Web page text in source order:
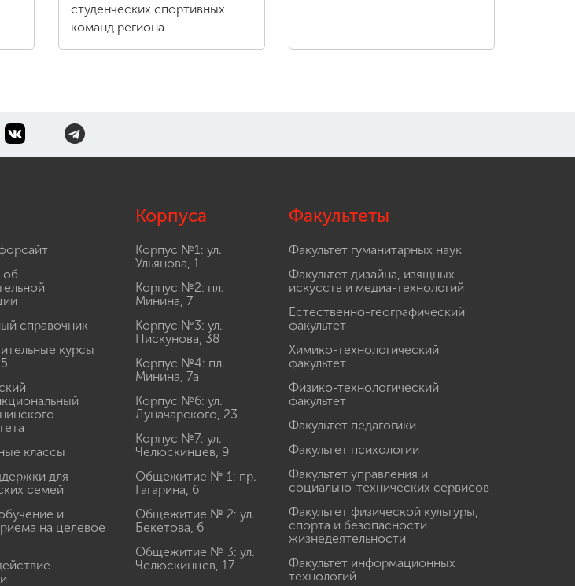
студенческих спортивных
команд региона
об
справочник
курсы
классы
для
семей
и
на целевое
Корпуса
Корпус №1: ул.
Ульянова, 1
Корпус №2: пл.
Минина, 7
Корпус №3: ул.
Пискунова, 38
Корпус №4: пл.
Минина, 7а
Корпус №6: ул.
Луначарского, 23
Корпус №7: ул.
Челюскинцев, 9
Общежитие № 1: пр.
Гагарина, 6
Общежитие № 2: ул.
Бекетова, 6
Общежитие № 3: ул.
Челюскинцев, 17
Факультеты
Факультет гуманитарных наук
Факультет дизайна, изящных
искусств и медиа-технологий
Естественно-географический
факультет
Химико-технологический
факультет
Физико-технологический
факультет
Факультет педагогики
Факультет психологии
Факультет управления и
социально-технических сервисов
Факультет физической культуры,
спорта и безопасности
жизнедеятельности
Факультет информационных
технологий